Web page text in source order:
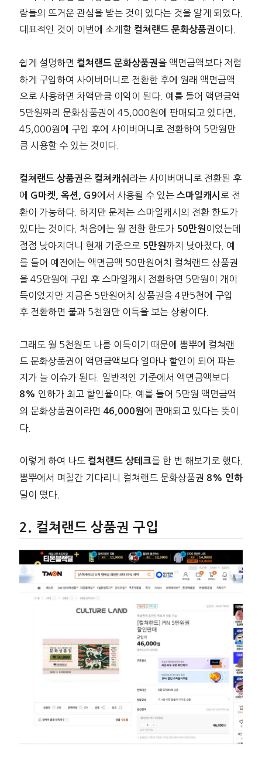
람들의 뜨거운 관심을 받는 것이 있다는 것을 알게 되었다.
대표적인 것이 이번에 소개할 컬쳐랜드 문화상품권 이다.
쉽게 설명하면 컬쳐랜드 문화상품권 을 액면금액보다 저렴
하게 구입하여 사이버머니로 전환한 후에 원래 액면금액
으로 사용하면 차액만큼 이익이 된다. 예를 들어 액면금액
5만원짜리 문화상품권이 45,000원에 판매되고 있다면,
45,000원에 구입 후에 사이버머니로 전환하여 5만원만
큼 사용할 수 있는 것이다.
컬쳐랜드 상품권 은 컬쳐캐쉬 라는 사이버머니로 전환된 후
에
G마켓, 옥션, G9에서 사용될 수 있는 스마일캐시 로 전
환이 가능하다. 하지만 문제는 스마일캐시의 전환 한도가
있다는 것이다. 처음에는 월 전환 한도가 50만원 이었는데
점점 낮아지더니 현재 기준으로 5만원 까지 낮아졌다. 예
를 들어 예전에는 액면금액 50만원어치 컬쳐랜드 상품권
을 45만원에 구입 후 스마일캐시 전환하면 5만원이 개이
득이었지만 지금은 5만원어치 상품권을 4만5천에 구입
후 전환하면 불과 5천원만 이득을 보는 상황이다.
그래도 월 5천원도 나름 이득이기 때문에 뽐뿌에 컬쳐랜
드 문화상품권이 액면금액보다 얼마나 할인이 되어 파는
지가 늘 이슈가 된다. 일반적인 기준에서 액면금액보다
8% 인하가 최고 할인율이다. 예를 들어 5만원 액면금액
의 문화상품권이라면 46,000원 에 판매되고 있다는 뜻이
다.
이렇게 하여 나도 컬쳐랜드 상테크를 한 번 해보기로 했다.
뽐뿌에서 며칠간 기다리니 컬쳐랜드 문화상품권 8% 인하
딜이 떴다.
컬쳐랜드 상품권 구입